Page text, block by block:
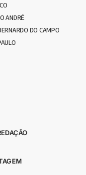
ANDRÉ
DO CAMPO